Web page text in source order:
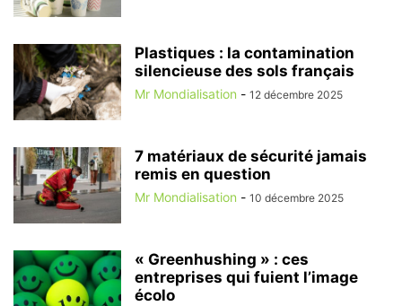
Plastiques : la contamination
silencieuse des sols français
Mr Mondialisation - 12 décembre 2025
7 matériaux de sécurité jamais
remis en question
Mr Mondialisation - 10 décembre 2025
« Greenhushing » : ces
entreprises qui fuient l’image
écolo